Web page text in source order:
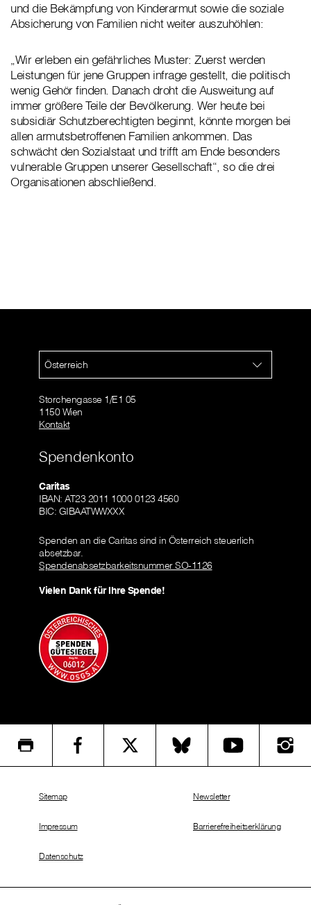
und die Bekämpfung von Kinderarmut sowie die soziale
Absicherung von Familien nicht weiter auszuhöhlen:
„Wir erleben ein gefährliches Muster: Zuerst werden
Leistungen für jene Gruppen infrage gestellt, die politisch
wenig Gehör finden. Danach droht die Ausweitung auf
immer größere Teile der Bevölkerung. Wer heute bei
subsidiär Schutzberechtigten beginnt, könnte morgen bei
allen armutsbetroffenen Familien ankommen. Das
schwächt den Sozialstaat und trifft am Ende besonders
vulnerable Gruppen unserer Gesellschaft“, so die drei
Organisationen abschließend.
Österreich
Storchengasse 1/E1 05
1150 Wien
Kontakt
Spendenkonto
Caritas
IBAN: AT23 2011 1000 0123 4560
BIC: GIBAATWWXXX
Spenden an die Caritas sind in Österreich steuerlich
absetzbar.
Spendenabsetzbarkeitsnummer SO-1126
Vielen Dank für Ihre Spende!
Sitemap
Impressum
Datenschutz
Newsletter
Barrierefreiheitserklärung